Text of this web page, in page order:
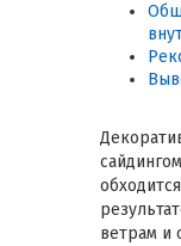
ветрам и